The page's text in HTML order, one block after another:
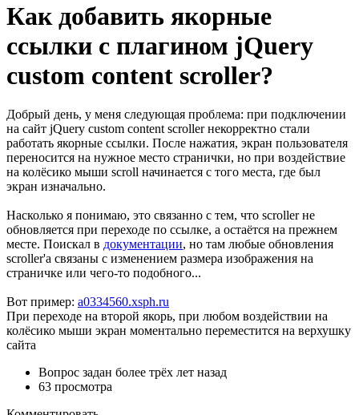
Как добавить якорные
ссылки с плагином jQuery
custom content scroller?
Добрый день, у меня следующая проблема: при подключении
на сайт jQuery custom content scroller некорректно стали
работать якорные ссылки. После нажатия, экран пользователя
переносится на нужное место странички, но при воздействие
на колёсико мыши scroll начинается с того места, где был
экран изначально.
Насколько я понимаю, это связанно с тем, что scroller не
обновляется при переходе по ссылке, а остаётся на прежнем
месте. Поискал в документации, но там любые обновления
scroller'а связаны с изменением размера изображения на
страничке или чего-то подобного...
Вот пример: a0334560.xsph.ru
При переходе на второй якорь, при любом воздействии на
колёсико мыши экран моментально переместится на верхушку
сайта
Вопрос задан более трёх лет назад
63 просмотра